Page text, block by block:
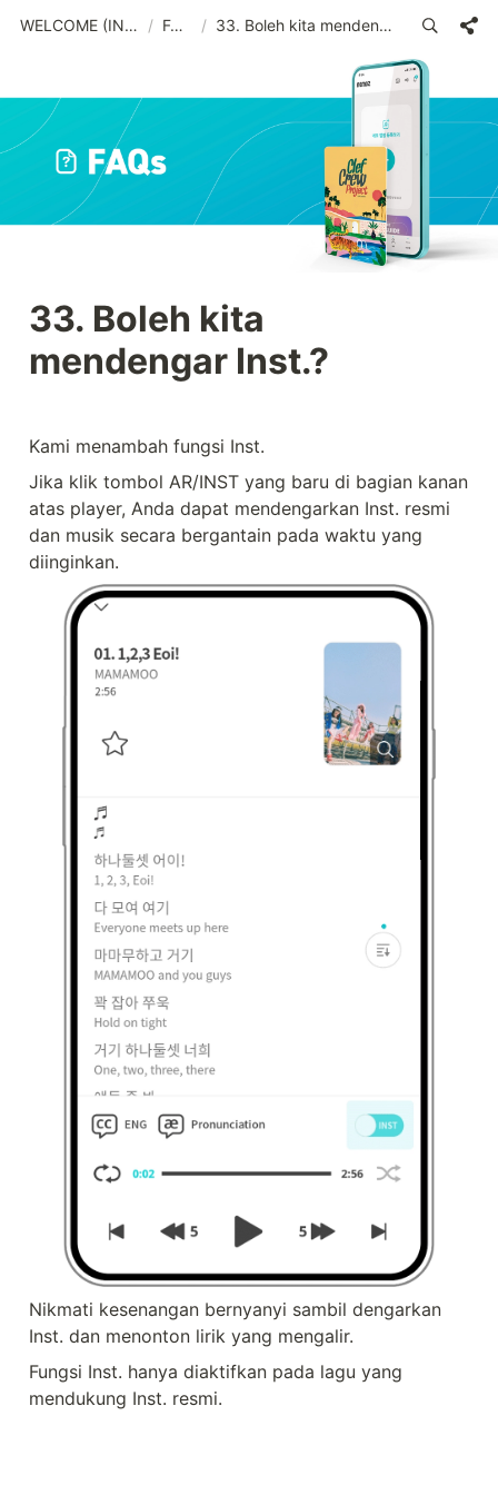
WELCOME (IND)_old / FAQs / 33. Boleh kita mendengar Inst.?
33. Boleh kita
mendengar Inst.?
Kami menambah fungsi Inst.
Jika klik tombol AR/INST yang baru di bagian kanan
atas player, Anda dapat mendengarkan Inst. resmi
dan musik secara bergantain pada waktu yang
diinginkan.
Nikmati kesenangan bernyanyi sambil dengarkan
Inst. dan menonton lirik yang mengalir.
Fungsi Inst. hanya diaktifkan pada lagu yang
mendukung Inst. resmi.